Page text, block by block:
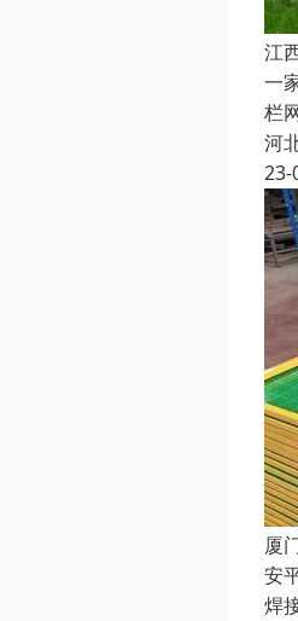
江
一
栏
河
23-
厦
安
焊